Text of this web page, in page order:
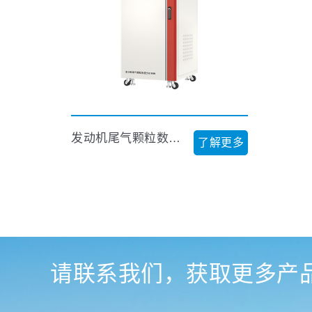
发动机尾气颗粒数量分析系统 了解更多
请联系我们，获取更多产